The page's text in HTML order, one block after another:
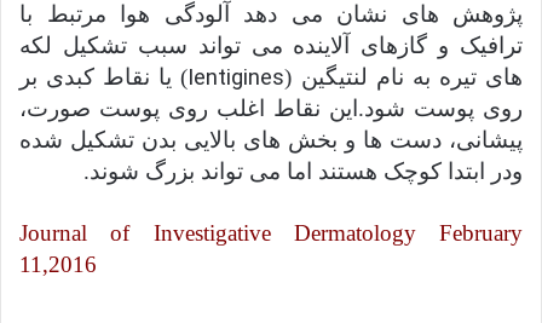
پژوهش های نشان می دهد آلودگی هوا مرتبط با
ترافیک و گازهای آلاینده می تواند سبب تشکیل لکه
های تیره به نام لنتیگین (Ientigines) یا نقاط کبدی بر
روی پوست شود.این نقاط اغلب روی پوست صورت،
پیشانی، دست ها و بخش های بالایی بدن تشکیل شده
ودر ابتدا کوچک هستند اما می تواند بزرگ شوند.
Journal of Investigative Dermatology February
11,2016